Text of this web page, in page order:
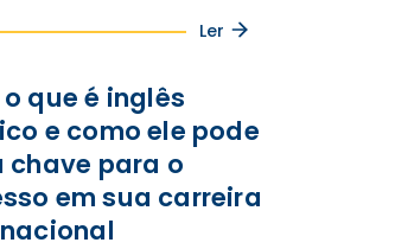
Ler
que é inglês
e como ele pode
chave para o
em sua carreira